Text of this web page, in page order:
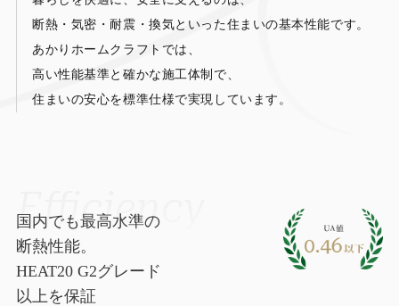
断熱・気密・耐震・換気といった住まいの基本性能です。
あかりホームクラフトでは、
高い性能基準と確かな施工体制で、
住まいの安心を標準仕様で実現しています。
Efficiency
国内でも最高水準の
断熱性能。
HEAT20 G2グレード
以上を保証